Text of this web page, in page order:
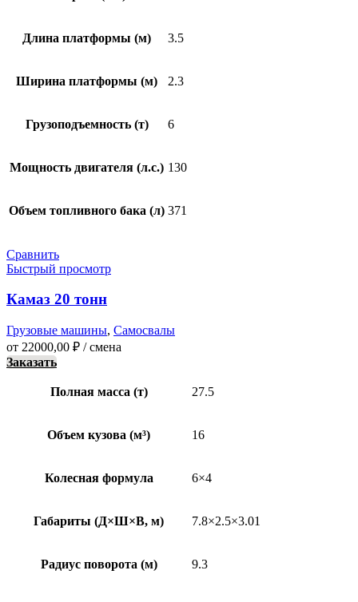
Длина платформы (м) 3.5
Ширина платформы (м) 2.3
Грузоподъемность (т) 6
Мощность двигателя (л.с.) 130
Объем топливного бака (л) 371
Сравнить
Быстрый просмотр
Камаз 20 тонн
Грузовые машины, Самосвалы
от 22000,00 ₽ / смена
Заказать
Полная масса (т) 27.5
Объем кузова (м³) 16
Колесная формула 6×4
Габариты (Д×Ш×В, м) 7.8×2.5×3.01
Радиус поворота (м) 9.3